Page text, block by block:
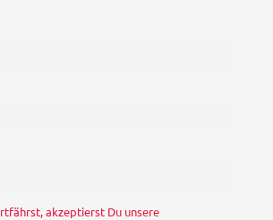
akzeptierst Du unsere